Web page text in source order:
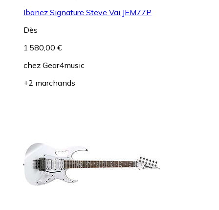
Ibanez Signature Steve Vai JEM77P
Dès
1 580,00 €
chez Gear4music
+2 marchands